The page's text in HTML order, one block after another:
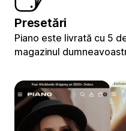
Presetări
Piano este livrată cu 5
magazinul